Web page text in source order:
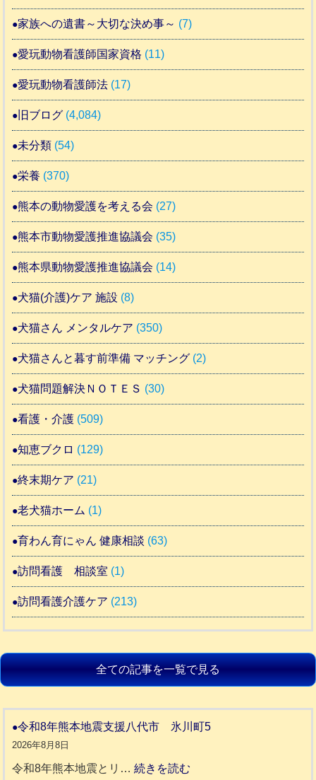
家族への遺書～大切な決め事～ (7)
愛玩動物看護師国家資格 (11)
愛玩動物看護師法 (17)
旧ブログ (4,084)
未分類 (54)
栄養 (370)
熊本の動物愛護を考える会 (27)
熊本市動物愛護推進協議会 (35)
熊本県動物愛護推進協議会 (14)
犬猫(介護)ケア 施設 (8)
犬猫さん メンタルケア (350)
犬猫さんと暮す前準備 マッチング (2)
犬猫問題解決ＮＯＴＥＳ (30)
看護・介護 (509)
知恵ブクロ (129)
終末期ケア (21)
老犬猫ホーム (1)
育わん育にゃん 健康相談 (63)
訪問看護 相談室 (1)
訪問看護介護ケア (213)
全ての記事を一覧で見る
令和8年熊本地震支援八代市 氷川町5
2026年8月8日
令和8年熊本地震とリ…続きを読む